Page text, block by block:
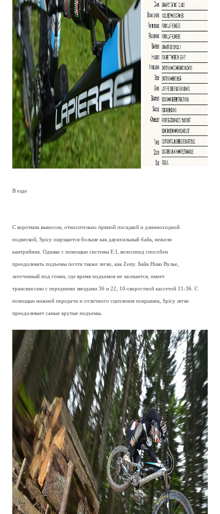
В езде
С коротким выносом, относительно прямой посадкой и длинноходной
подвеской, Spicy ощущается больше как даунхильный байк, нежели
кантрийник. Однако с помощью системы E:I, велосипед способен
преодолевать подъемы почти также легко, как Zesty. Байк Нико Вулье,
заточенный под гонки, где время подъемов не засекается, имеет
трансмиссию с передними звездами 36 и 22, 10-скоростной кассетой 11-36. С
помощью нижней передачи и отличного сцепления покрышек, Spicy легко
преодолевает самые крутые подъемы.